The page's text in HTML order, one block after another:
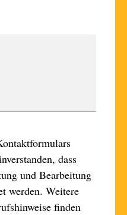
dass
und Bearbeitung
werden. Weitere
finden